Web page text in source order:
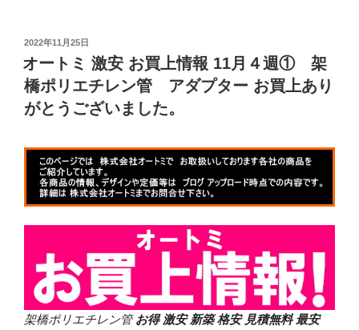
投
稿
日:
2022年11月25日
オートミ 激安 お買上情報 11月４週① 架
橋ポリエチレン管 アダプター お買上あり
がとうございました。
架橋ポリエチレン管お得 激安 新築 格安 見積無料 最安